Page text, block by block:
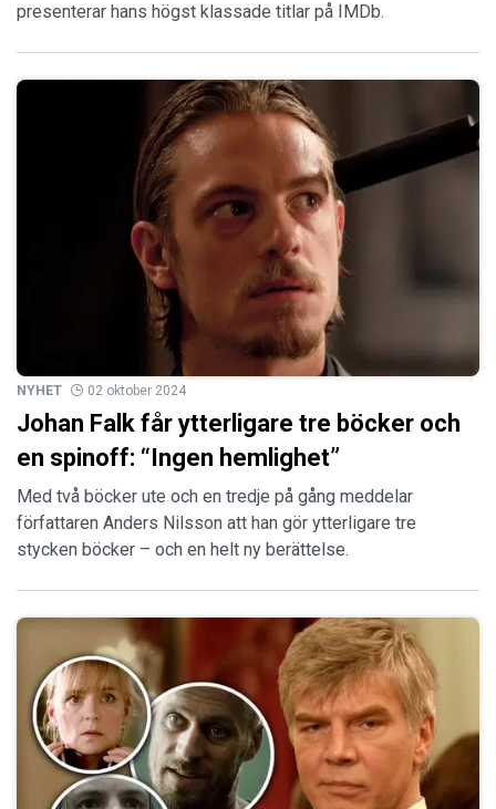
presenterar hans högst klassade titlar på IMDb.
NYHET 02 oktober 2024
Johan Falk får ytterligare tre böcker och
en spinoff: “Ingen hemlighet”
Med två böcker ute och en tredje på gång meddelar
författaren Anders Nilsson att han gör ytterligare tre
stycken böcker – och en helt ny berättelse.